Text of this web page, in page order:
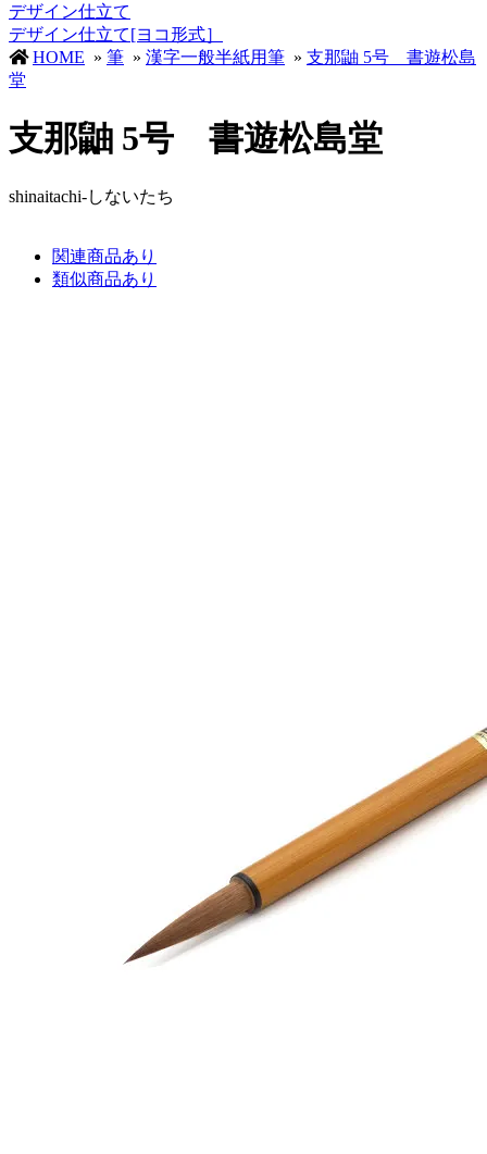
デザイン仕立て
デザイン仕立て[ヨコ形式］
HOME » 筆 » 漢字一般半紙用筆 » 支那鼬 5号 書遊松島
堂
支那鼬 5号 書遊松島堂
shinaitachi-しないたち
関連商品あり
類似商品あり